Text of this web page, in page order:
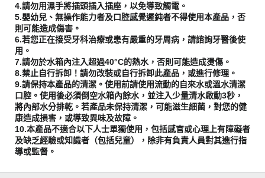
4.請勿用濕手將插頭插入插座，以免導致觸電。
5.嬰幼兒、無操作能力者及口腔感覺遲鈍者不得使用本產品，否
則可能造成傷害。
6.若您正在接受牙科治療或患有嚴重的牙周病，請諮詢牙醫後使
用。
7.請勿於水箱內注入超過40°C的熱水，否則可能造成燙傷。
8.禁止自行拆卸！請勿改裝或自行拆卸此產品，或進行修理。
9.請保持本產品的清潔。使用前請使用流動的自來水或溫水清潔
口腔。使用後必須倒空水箱內餘水，並注入少量清水啟動3秒，
將內部水分排乾。若產品未保持清潔，可能滋生細菌，對您的健
康造成損害，或導致異味及故障。
10.本產品不適合以下人士單獨使用，包括感官或心理上有障礙者
及缺乏經驗或知識者（包括兒童），除非有負責人員對其進行指
導或監督。